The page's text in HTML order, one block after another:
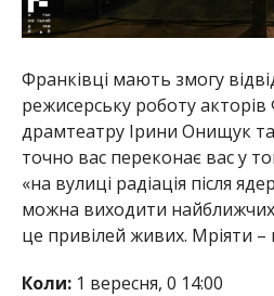
Франківці мають змогу
режисерську роботу акторів
драмтеатру Ірини Онищук
точно вас переконає вас у
«на вулиці радіація після
можна виходити найближчих
це привілей живих. Мріяти
Коли:1 вересня, 0 14:00